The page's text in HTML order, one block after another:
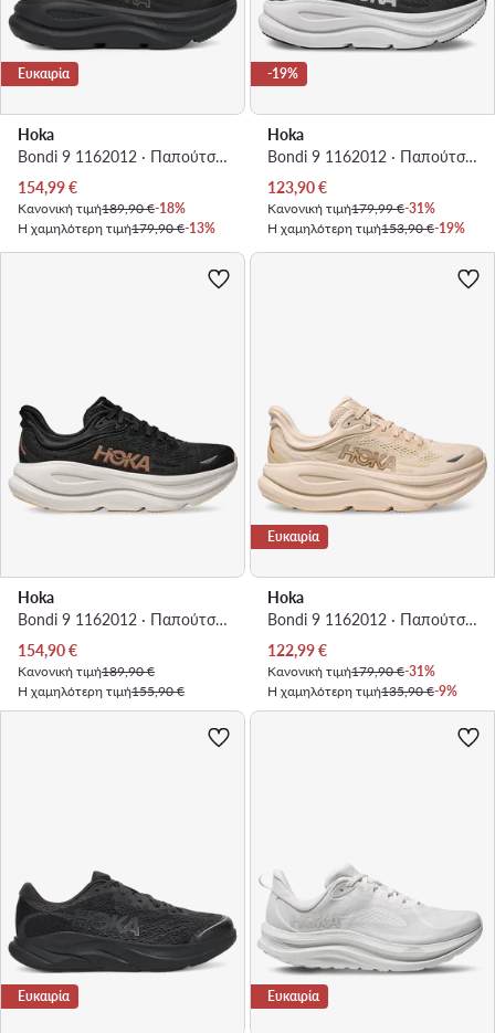
Ευκαιρία
Hoka
Bondi 9 1162012 · Παπούτσια για Τρέξιμο
Τρέχουσα τιμή
154,99€
Κανονική τιμή189,90 €-18%
Η χαμηλότερη τιμή179,90 €-13%
-19%
Hoka
Bondi 9 1162012 · Παπούτσια για Τρέξιμο
Τρέχουσα τιμή
123,90€
Κανονική τιμή179,99 €-31%
Η χαμηλότερη τιμή153,90 €-19%
Hoka
Bondi 9 1162012 · Παπούτσια για Τρέξιμο
Τρέχουσα τιμή
154,90€
Κανονική τιμή189,90 €
Η χαμηλότερη τιμή155,90 €
Ευκαιρία
Hoka
Bondi 9 1162012 · Παπούτσια για Τρέξιμο
Τρέχουσα τιμή
122,99€
Κανονική τιμή179,90 €-31%
Η χαμηλότερη τιμή135,90 €-9%
Ευκαιρία Ευκαιρία